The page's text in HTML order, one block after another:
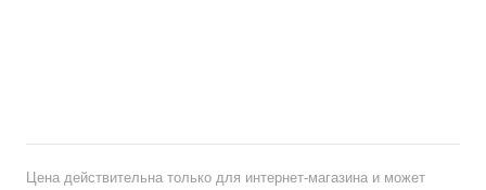
Цена действительна только для интернет-магазина и может